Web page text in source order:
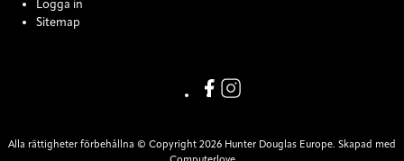
Logga in
Sitemap
Link missing Display text from
Link missing Display text
Alla rättigheter förbehållna © Copyright 2026 Hunter Douglas Europe. Skapad med